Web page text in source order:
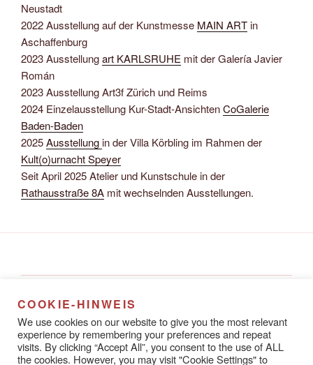
Neustadt
2022 Ausstellung auf der Kunstmesse MAIN ARTin
Aschaffenburg
2023 Ausstellungart KARLSRUHE mit der Galería Javier
Román
2023 Ausstellung Art3f Zürich und Reims
2024 Einzelausstellung Kur-Stadt-AnsichtenCoGalerie
Baden-Baden
2025Ausstellungin der Villa Körbling im Rahmen der
Kult(o)urnacht Speyer
Seit April 2025 Atelier und Kunstschule in der
Rathausstraße 8A mit wechselnden Ausstellungen.
Rathausstraße 8A
67433 Neustadt an der Weinstraße
COOKIE-HINWEIS
We use cookies on our website to give you the most relevant
experience by remembering your preferences and repeat
visits. By clicking “Accept All”, you consent to the use of ALL
the cookies. However, you may visit "Cookie Settings" to